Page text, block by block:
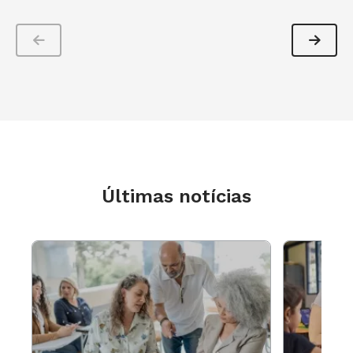
trazendo o conceito “aprendendo a fazer”.
Últimas notícias